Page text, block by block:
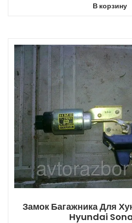
В корзину
Замок Багажника Для
Hyundai